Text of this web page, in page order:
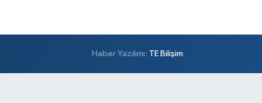
Haber Yazılımı: TE Bilişim